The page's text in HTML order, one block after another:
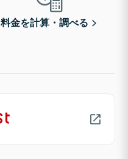
料金を計算・調べる